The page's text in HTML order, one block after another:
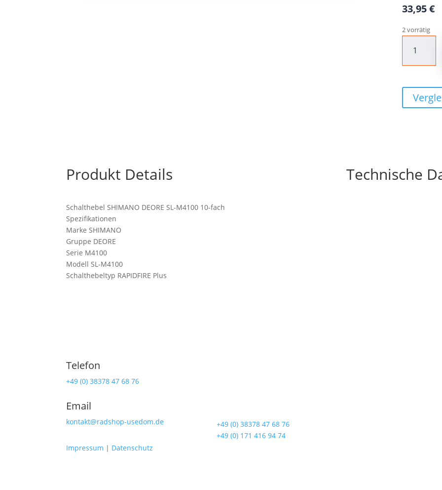
33,95€
2 vorrätig
Schalthebel
DEORE
M4100
fach
Produkt Details
Schalthebel SHIMANO DEORE SL-M4100 10-fach
Spezifikationen
Marke SHIMANO
Gruppe DEORE
Serie M4100
Modell SL-M4100
Schalthebeltyp RAPIDFIRE Plus
Technische
Telefon
+49 (0) 38378 47 68 76
Email
kontakt@radshop-usedom.de
Impressum | Datenschutz
+49 (0) 38378 47 68 76
+49 (0) 171 416 94 74